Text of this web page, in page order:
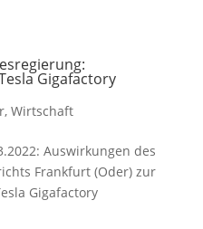
Gigafactory
, Wirtschaft
Auswirkungen des
Frankfurt (Oder) zur
Gigafactory